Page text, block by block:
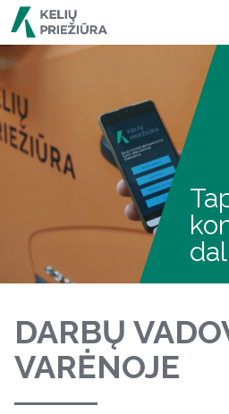
DARBŲ
VARĖNOJE